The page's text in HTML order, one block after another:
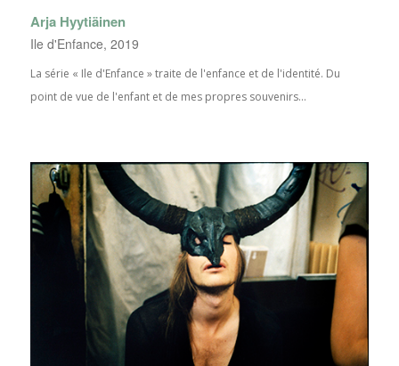
Arja Hyytiäinen
Ile d'Enfance, 2019
La série « Ile d'Enfance » traite de l'enfance et de l'identité. Du
point de vue de l'enfant et de mes propres souvenirs...